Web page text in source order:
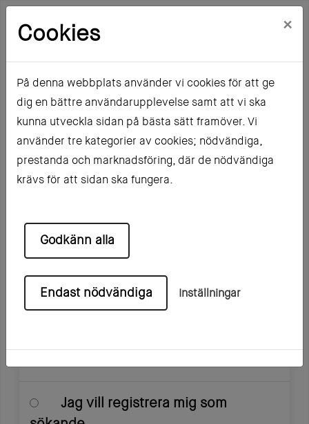
Mina sidor Registrera dig
Registrera dig
För att börja använda mina sidor behöver du
Jag är hyresgäst
Jag vill registrera mig som
Cookies ×
På denna webbplats använder vi cookies för att ge
dig en bättre användarupplevelse samt att vi ska
kunna utveckla sidan på bästa sätt framöver. Vi
använder tre kategorier av cookies; nödvändiga,
prestanda och marknadsföring, där de nödvändiga
krävs för att sidan ska fungera.
Godkänn alla
Endast nödvändiga Inställningar